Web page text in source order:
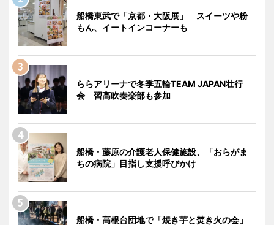
船橋東武で「京都・大阪展」 スイーツや粉
もん、イートインコーナーも
ららアリーナで冬季五輪TEAM JAPAN壮行
会 習高吹奏楽部も参加
船橋・藤原の介護老人保健施設、「おらがま
ちの病院」目指し支援呼びかけ
船橋・高根台団地で「焼き芋と焚き火の会」